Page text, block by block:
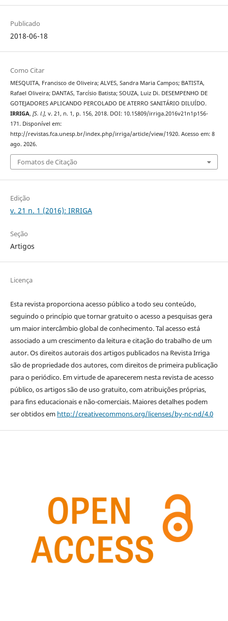
Publicado
2018-06-18
Como Citar
MESQUITA, Francisco de Oliveira; ALVES, Sandra Maria Campos; BATISTA,
Rafael Oliveira; DANTAS, Tarcísio Batista; SOUZA, Luiz Di. DESEMPENHO DE
GOTEJADORES APLICANDO PERCOLADO DE ATERRO SANITÁRIO DILUÍDO.
IRRIGA, [S. l.], v. 21, n. 1, p. 156, 2018. DOI: 10.15809/irriga.2016v21n1p156-
171. Disponível em:
http://revistas.fca.unesp.br/index.php/irriga/article/view/1920. Acesso em: 8
ago. 2026.
Fomatos de Citação
Edição
v. 21 n. 1 (2016): IRRIGA
Seção
Artigos
Licença
Esta revista proporciona acesso público a todo seu conteúdo,
seguindo o princípio que tornar gratuito o acesso a pesquisas gera
um maior intercâmbio global de conhecimento. Tal acesso está
associado a um crescimento da leitura e citação do trabalho de um
autor. Os direitos autorais dos artigos publicados na Revista Irriga
são de propriedade dos autores, com direitos de primeira publicação
para o periódico. Em virtude de aparecerem nesta revista de acesso
público, os artigos são de uso gratuito, com atribuições próprias,
para fins educacionais e não-comerciais. Maiores detalhes podem
ser obtidos em http://creativecommons.org/licenses/by-nc-nd/4.0